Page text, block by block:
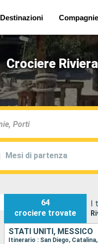
Destinazioni Compagnie
Crociere
Mesi di partenza
64
crociere trovate
I
STATI UNITI, MESSICO
Itinerario : San Diego,